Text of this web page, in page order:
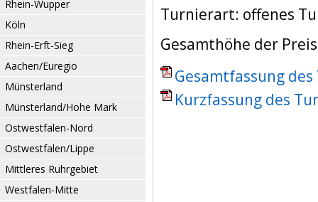
Rhein-Wupper
Köln
Rhein-Erft-Sieg
Aachen/Euregio
Münsterland
Münsterland/Hohe Mark
Ostwestfalen-Nord
Ostwestfalen/Lippe
Mittleres Ruhrgebiet
Westfalen-Mitte
Turnierart: offenes
Gesamthöhe der
Gesamtfassung
Kurzfassung des